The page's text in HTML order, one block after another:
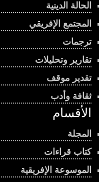
الحالة الدينية
المجتمع الإفريقي
ترجمات
تقارير وتحليلات
تقدير موقف
ثقافة وأدب
الأقسام
المجلة
كتاب قراءات
الموسوعة الإفريقية